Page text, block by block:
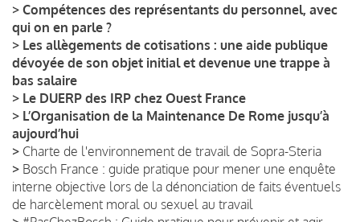
> Compétences des représentants du personnel, avec
qui on en parle ?
> Les allègements de cotisations : une aide publique
dévoyée de son objet initial et devenue une trappe à
bas salaire
> Le DUERP des IRP chez Ouest France
> L’Organisation de la Maintenance De Rome jusqu’à
aujourd’hui
> Charte de l'environnement de travail de Sopra-Steria
> Bosch France : guide pratique pour mener une enquête
interne objective lors de la dénonciation de faits éventuels
de harcèlement moral ou sexuel au travail